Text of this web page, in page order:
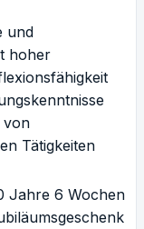
und
hoher
von
Tätigkeiten
Jahre 6 Wochen